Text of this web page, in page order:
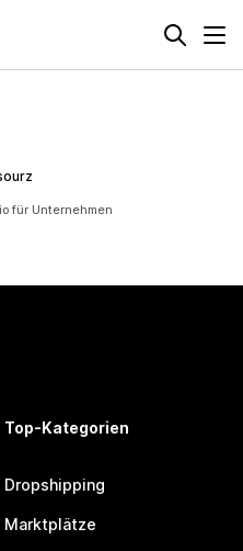
für Unternehmen
Top-Kategorien
Dropshipping
Marktplätze